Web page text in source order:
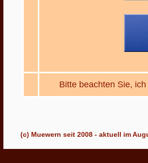
Bitte beachten Sie,
(c) Muewern seit 2008 - aktuell im